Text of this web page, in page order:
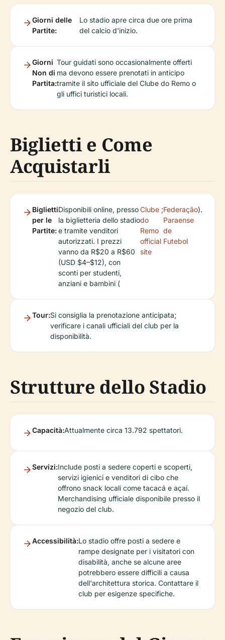
Giorni delle
Partite:
Lo stadio apre circa due ore prima
del calcio d'inizio.
Giorni
Non di
Partita:
Tour guidati sono occasionalmente offerti
ma devono essere prenotati in anticipo
tramite il sito ufficiale del Clube do Remo o
gli uffici turistici locali.
Biglietti e Come
Acquistarli
Biglietti
per le
Partite:
Disponibili online, presso
la biglietteria dello stadio
e tramite venditori
autorizzati. I prezzi
vanno da R$20 a R$60
(USD $4–$12), con
sconti per studenti,
anziani e bambini (
Clube
do
Remo
official
site
;Federação
Paraense
de
Futebol
).
Tour:Si consiglia la prenotazione anticipata;
verificare i canali ufficiali del club per la
disponibilità.
Strutture dello Stadio
Capacità:Attualmente circa 13.792 spettatori.
Servizi:Include posti a sedere coperti e scoperti,
servizi igienici e venditori di cibo che
offrono snack locali come tacacá e açaí.
Merchandising ufficiale disponibile presso il
negozio del club.
Accessibilità:Lo stadio offre posti a sedere e
rampe designate per i visitatori con
disabilità, anche se alcune aree
potrebbero essere difficili a causa
dell'architettura storica. Contattare il
club per esigenze specifiche.